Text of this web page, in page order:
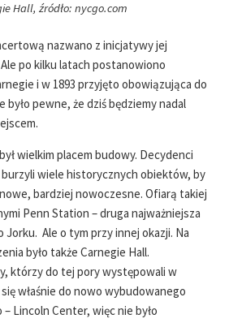
Hall, źródło: nycgo.com
nazwano z inicjatywy jej
po kilku latach postanowiono
i w 1893 przyjęto obowiązująca do
było pewne, że dziś będziemy nadal
wielkim placem budowy. Decydenci
wiele historycznych obiektów, by
bardziej nowoczesne. Ofiarą takiej
Penn Station – druga najważniejsza
Ale o tym przy innej okazji. Na
było także Carnegie Hall.
którzy do tej pory występowali w
właśnie do nowo wybudowanego
Lincoln Center, więc nie było